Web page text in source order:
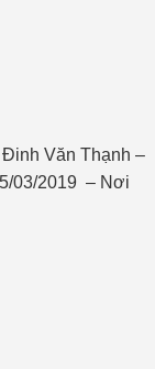
Văn Thạnh –
03/2019 – Nơi